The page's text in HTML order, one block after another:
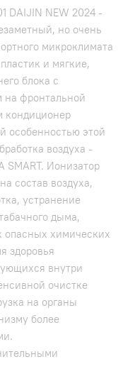
DAIJIN NEW 2024 -
но очень
микроклимата
и мягкие,
блока с
на фронтальной
кондиционер
особенностью этой
воздуха -
SMART. Ионизатор
состав воздуха,
устранение
дыма,
опасных химических
здоровья
внутри
очистке
на органы
более